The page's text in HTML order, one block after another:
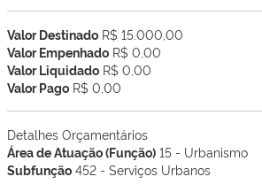
Valor Destinado R$ 15.000,00
Valor Empenhado R$ 0,00
Valor Liquidado R$ 0,00
Valor Pago R$ 0,00
Detalhes Orçamentários
Área de Atuação (Função) 15 - Urbanismo
Subfunção 452 - Serviços Urbanos